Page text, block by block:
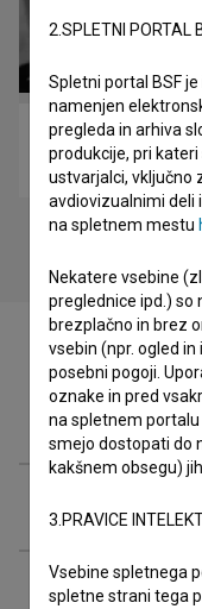
Filmografija
Razširjeni
2.SPLETNI PORTAL
Spletni portal BSF
namenjen
pregleda in arhiva
produkcije, pri
ustvarjalci, vključno
avdiovizualnimi deli
na spletnem mestu
Nekatere vsebine
preglednice ipd.) so
brezplačno in brez
vsebin (npr. ogled
posebni pogoji.
oznake in pred
na spletnem portalu
smejo dostopati do
kakšnem obsegu)
3.PRAVICE
Vsebine spletnega
spletne strani tega